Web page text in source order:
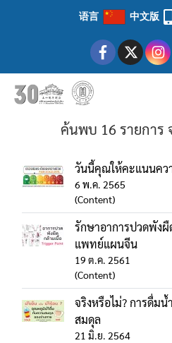
语言 中文版
ค้นพบ 16 รายการ
วันนี้คุณให้คะแนนคว
6 พ.ค. 2565
(Content)
รักษาอาการปวดพัง
แพทย์แผนจีน
19 ต.ค. 2561
(Content)
จริงหรือไม่? การดื่มน้
สมดุล
21 มิ.ย. 2564